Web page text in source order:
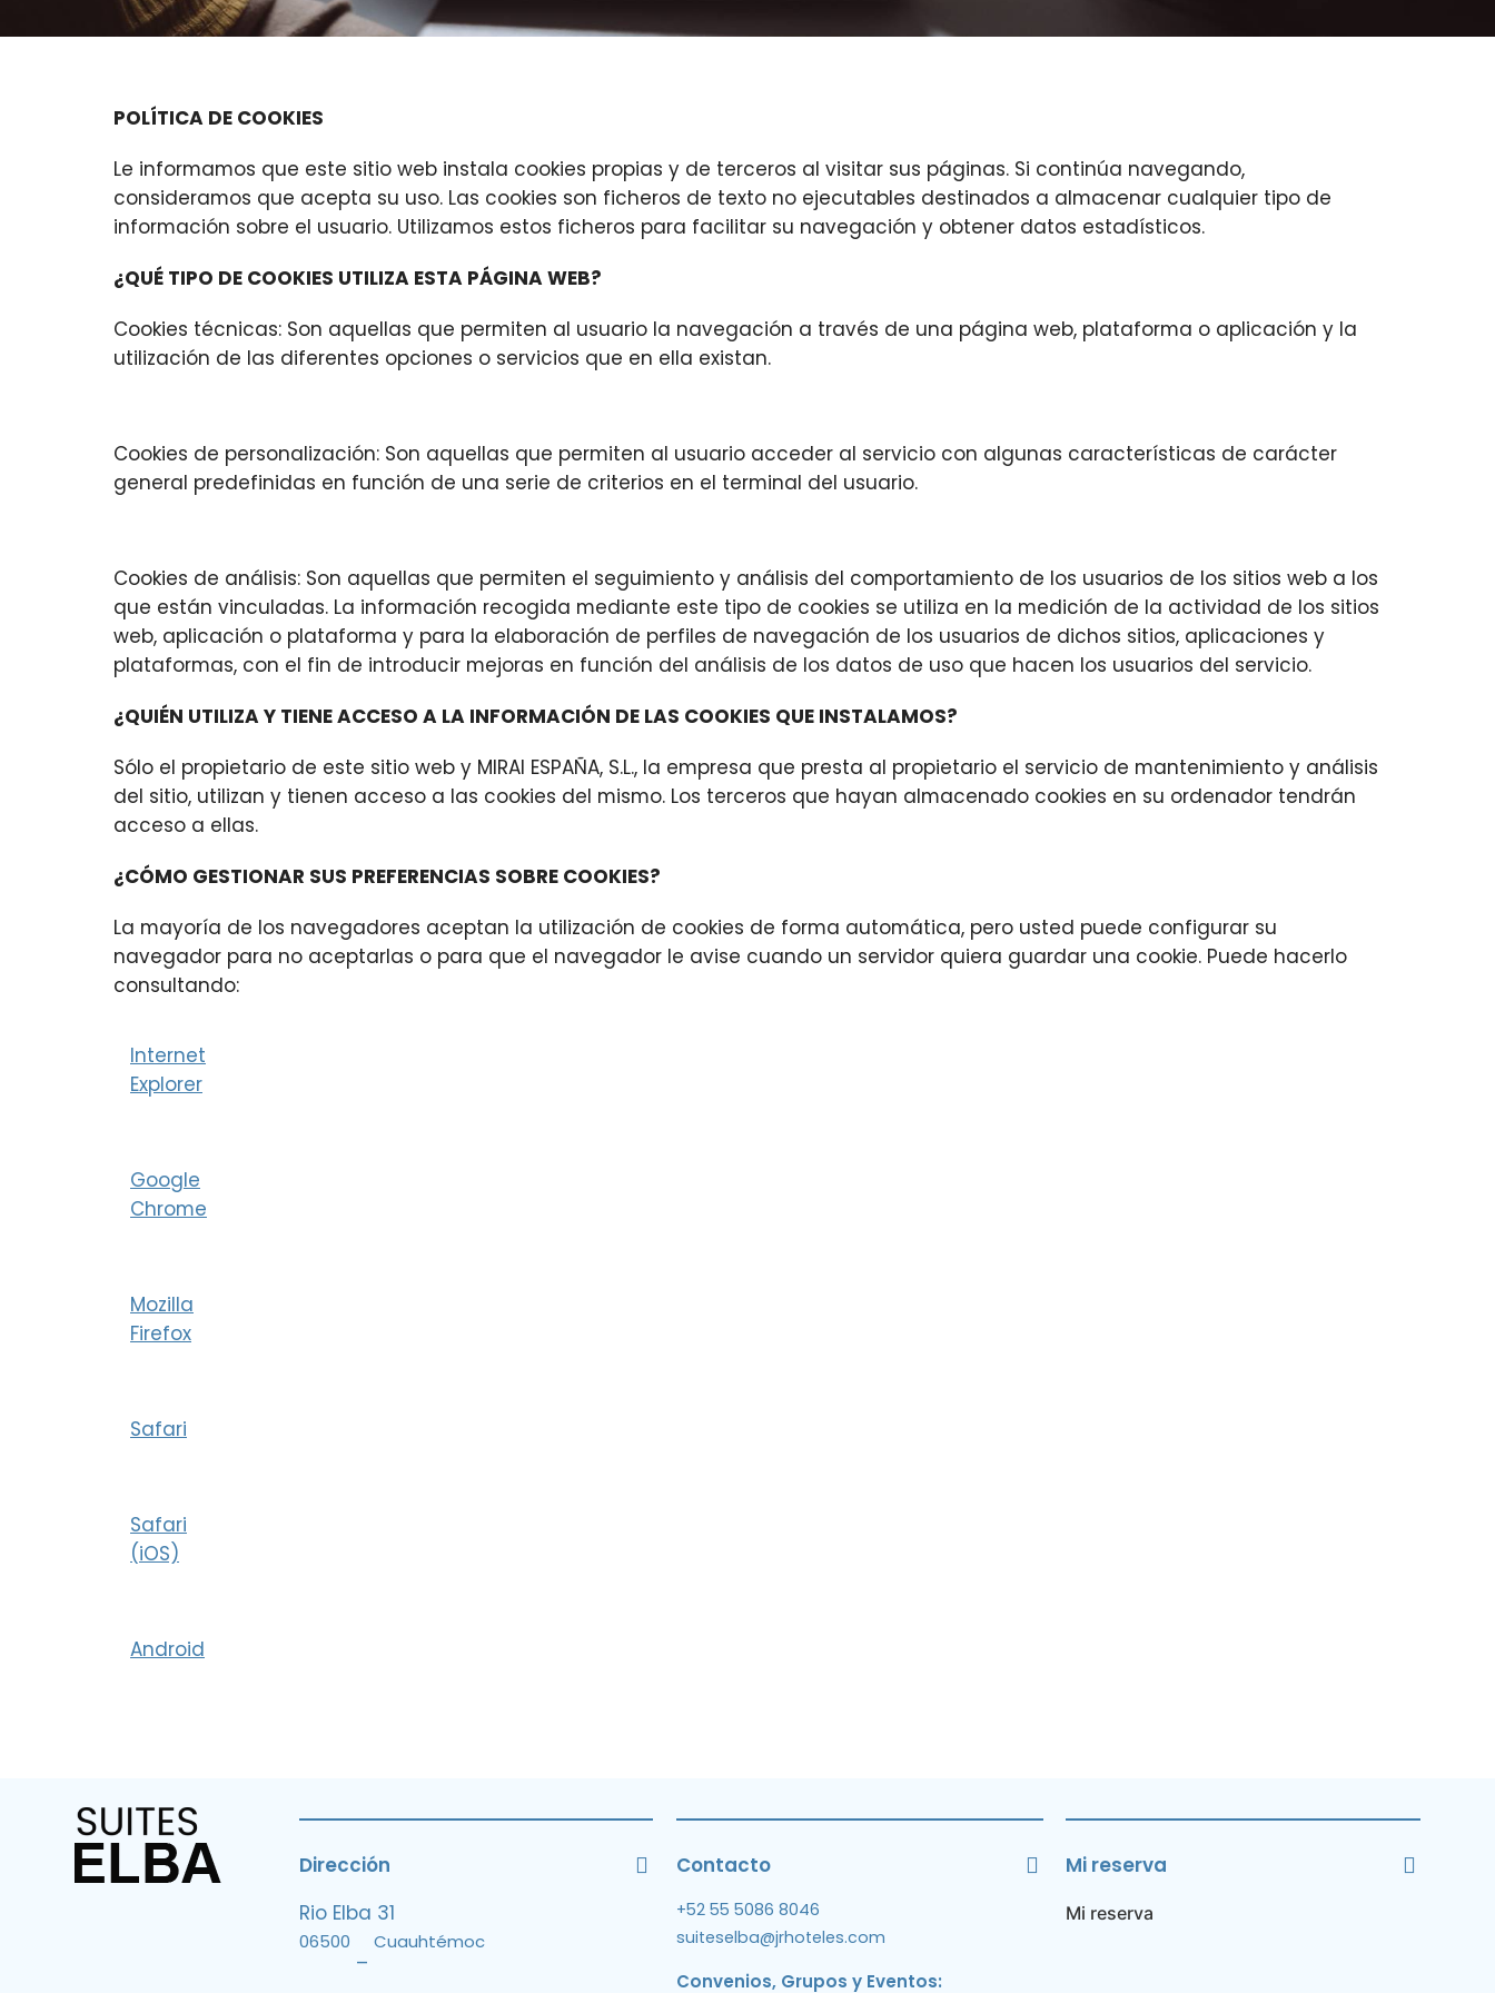
POLÍTICA DE COOKIES
Le informamos que este sitio web instala cookies propias y de terceros al visitar sus páginas. Si continúa navegando,
consideramos que acepta su uso. Las cookies son ficheros de texto no ejecutables destinados a almacenar cualquier tipo de
información sobre el usuario. Utilizamos estos ficheros para facilitar su navegación y obtener datos estadísticos.
¿QUÉ TIPO DE COOKIES UTILIZA ESTA PÁGINA WEB?
Cookies técnicas: Son aquellas que permiten al usuario la navegación a través de una página web, plataforma o aplicación y la
utilización de las diferentes opciones o servicios que en ella existan.
Cookies de personalización: Son aquellas que permiten al usuario acceder al servicio con algunas características de carácter
general predefinidas en función de una serie de criterios en el terminal del usuario.
Cookies de análisis: Son aquellas que permiten el seguimiento y análisis del comportamiento de los usuarios de los sitios web a los
que están vinculadas. La información recogida mediante este tipo de cookies se utiliza en la medición de la actividad de los sitios
web, aplicación o plataforma y para la elaboración de perfiles de navegación de los usuarios de dichos sitios, aplicaciones y
plataformas, con el fin de introducir mejoras en función del análisis de los datos de uso que hacen los usuarios del servicio.
¿QUIÉN UTILIZA Y TIENE ACCESO A LA INFORMACIÓN DE LAS COOKIES QUE INSTALAMOS?
Sólo el propietario de este sitio web y MIRAI ESPAÑA, S.L., la empresa que presta al propietario el servicio de mantenimiento y análisis
del sitio, utilizan y tienen acceso a las cookies del mismo. Los terceros que hayan almacenado cookies en su ordenador tendrán
acceso a ellas.
¿CÓMO GESTIONAR SUS PREFERENCIAS SOBRE COOKIES?
La mayoría de los navegadores aceptan la utilización de cookies de forma automática, pero usted puede configurar su
navegador para no aceptarlas o para que el navegador le avise cuando un servidor quiera guardar una cookie. Puede hacerlo
consultando:
Internet
Explorer
Google
Chrome
Mozilla
Firefox
Safari
Safari
(iOS)
Android
Dirección
Rio Elba 31
06500
–
Cuauhtémoc
Contacto
+52 55 5086 8046
suiteselba@jrhoteles.com
Convenios, Grupos y Eventos:
Mi reserva
Mi reserva